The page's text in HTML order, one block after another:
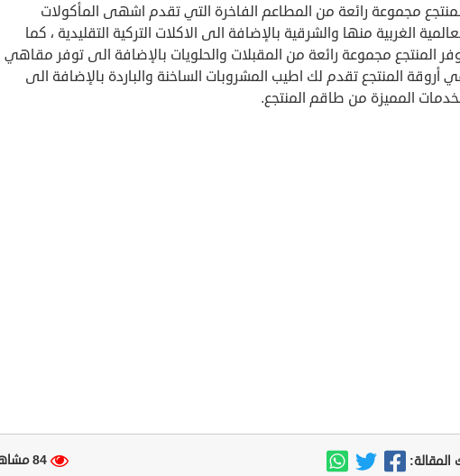
مجموعة رائعة من المطاعم الفاخرة التي تقدم اشهى المأكولات
الغربية منها والشرقية بالإضافة الى الاكلات التركية التقليدية ، كما
المنتجع مجموعة رائعة من المقبلات والحلويات بالإضافة الى توفر مقاهي
أروقة المنتجع تقدم لك اطيب المشروبات الساخنة والباردة بالإضافة الى
المميزة من طاقم المنتجع.
المقالة: 84 مشاهدة